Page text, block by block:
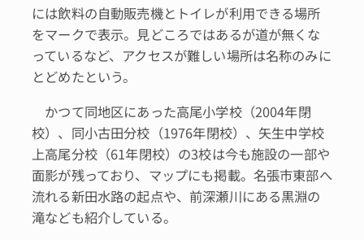
には飲料の自動販売機とトイレが利用できる場所
をマークで表示。見どころではあるが道が無くな
っているなど、アクセスが難しい場所は名称のみに
とどめたという。
かつて同地区にあった高尾小学校（2004年閉
校）、同小古田分校（1976年閉校）、矢生中学校
上高尾分校（61年閉校）の3校は今も施設の一部や
面影が残っており、マップにも掲載。名張市東部へ
流れる新田水路の起点や、前深瀬川にある黒淵の
滝なども紹介している。